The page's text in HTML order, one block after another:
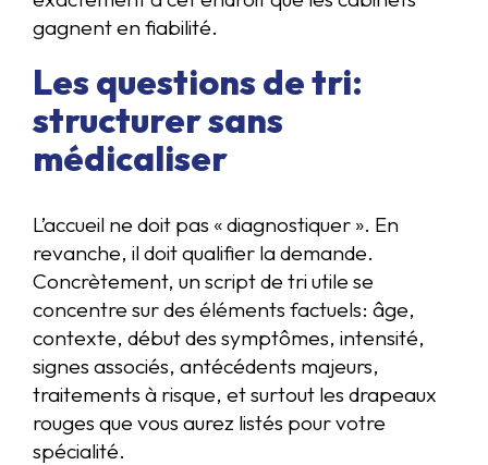
gagnent en fiabilité.
Les questions de tri:
structurer sans
médicaliser
L’accueil ne doit pas « diagnostiquer ». En
revanche, il doit qualifier la demande.
Concrètement, un script de tri utile se
concentre sur des éléments factuels: âge,
contexte, début des symptômes, intensité,
signes associés, antécédents majeurs,
traitements à risque, et surtout les drapeaux
rouges que vous aurez listés pour votre
spécialité.